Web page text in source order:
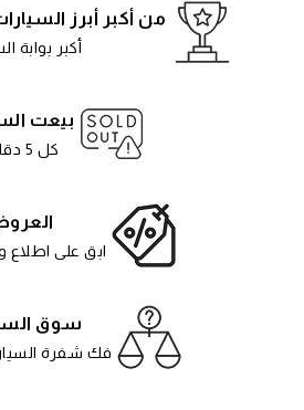
من أكبر أبرز
أكبر بوابة
بيعت
كل 5 دقائق
ابق على اطلاع
سوق
فك شفرة